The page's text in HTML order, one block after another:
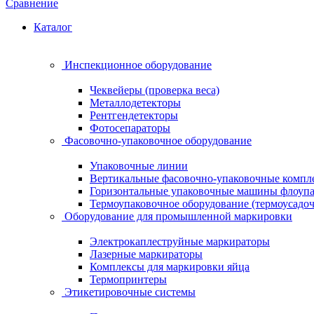
Сравнение
Каталог
Инспекционное оборудование
Чеквейеры (проверка веса)
Металлодетекторы
Рентгендетекторы
Фотосепараторы
Фасовочно-упаковочное оборудование
Упаковочные линии
Вертикальные фасовочно-упаковочные
Горизонтальные упаковочные машины
Термоупаковочное оборудование
Оборудование для промышленной маркировки
Электрокаплеструйные маркираторы
Лазерные маркираторы
Комплексы для маркировки яйца
Термопринтеры
Этикетировочные системы